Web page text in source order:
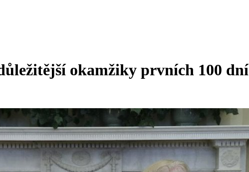
okamžiky prvních 100 dní